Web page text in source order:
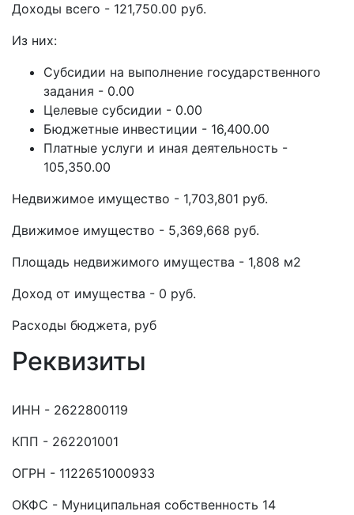
Доходы всего - 121,750.00 руб.
Из них:
Субсидии на выполнение государственного
задания - 0.00
Целевые субсидии - 0.00
Бюджетные инвестиции - 16,400.00
Платные услуги и иная деятельность -
105,350.00
Недвижимое имущество - 1,703,801 руб.
Движимое имущество - 5,369,668 руб.
Площадь недвижимого имущества - 1,808 м2
Доход от имущества - 0 руб.
Расходы бюджета, руб
Реквизиты
ИНН - 2622800119
КПП - 262201001
ОГРН - 1122651000933
ОКФС - Муниципальная собственность 14